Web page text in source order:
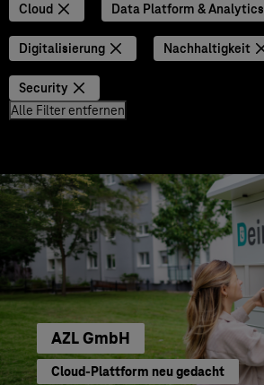
Cloud Data Platform & Analytics
Digitalisierung Nachhaltigkeit
Security
Alle Filter entfernen
AZL GmbH
Cloud-Plattform neu gedacht